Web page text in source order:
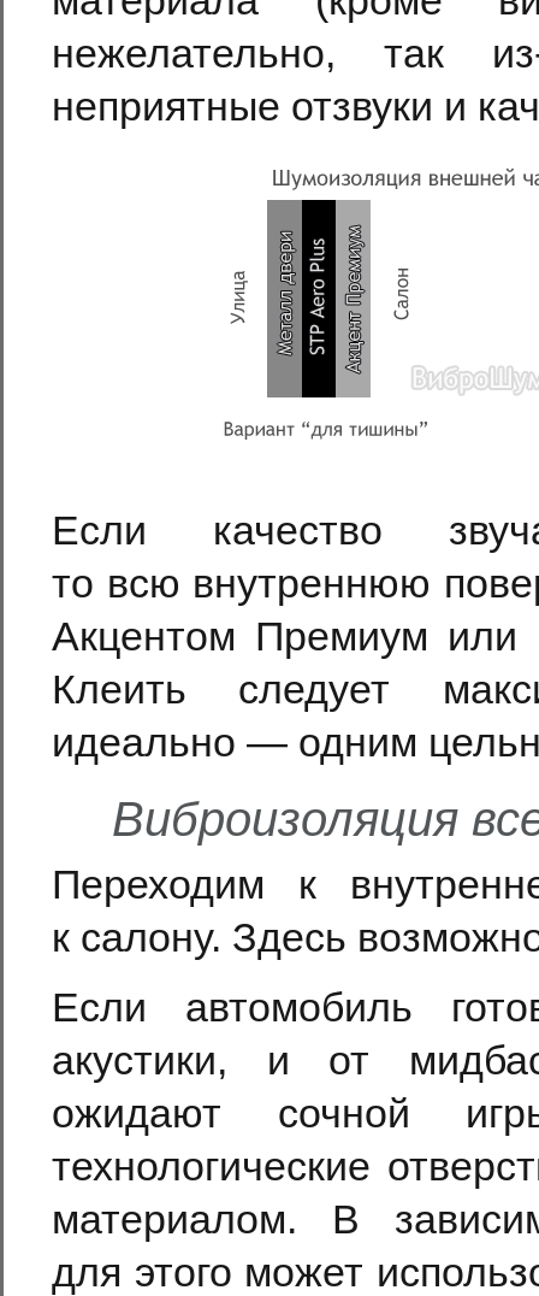
нежелательно, так
неприятные отзвуки и
Если качество
то всю внутреннюю
Акцентом Премиум или
Клеить следует
идеально — одним
Виброизоляция
Переходим к
к салону. Здесь
Если автомобиль
акустики, и от
ожидают сочной
технологические
материалом. В
для этого может